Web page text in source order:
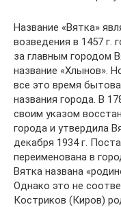
Название «Вятка»
возведения в 1457 г.
за главным городом
название «Хлынов».
все это время
названия города. В
своим указом
города и утвердила
декабря 1934 г.
переименована в
Вятка названа
Однако это не
Костриков (Киров)